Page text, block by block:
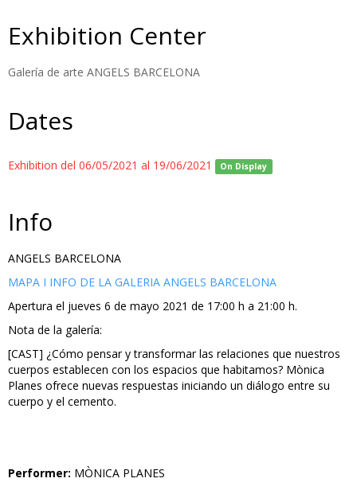
Exhibition Center
Galería de arte ANGELS BARCELONA
Dates
Exhibition del 06/05/2021 al 19/06/2021 On Display
Info
ANGELS BARCELONA
MAPA I INFO DE LA GALERIA ANGELS BARCELONA
Apertura el jueves 6 de mayo 2021 de 17:00 h a 21:00 h.
Nota de la galería:
[CAST] ¿Cómo pensar y transformar las relaciones que nuestros
cuerpos establecen con los espacios que habitamos? Mònica
Planes ofrece nuevas respuestas iniciando un diálogo entre su
cuerpo y el cemento.
Performer: MÒNICA PLANES